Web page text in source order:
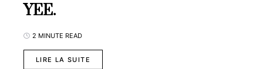
YEE.
2 MINUTE READ
LIRE LA SUITE